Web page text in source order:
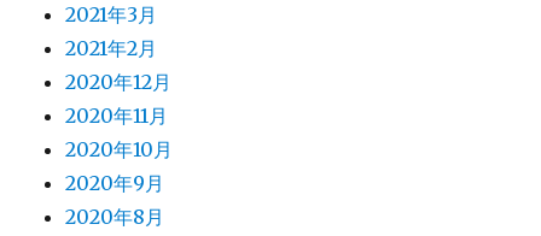
2021年3月
2021年2月
2020年12月
2020年11月
2020年10月
2020年9月
2020年8月